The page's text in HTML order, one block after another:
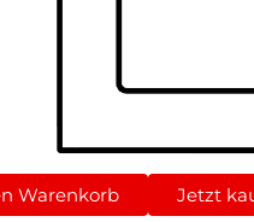
Warenkorb Jetzt